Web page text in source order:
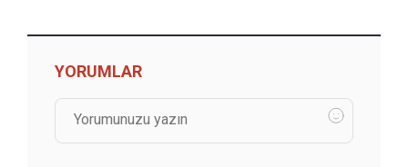
YORUMLAR